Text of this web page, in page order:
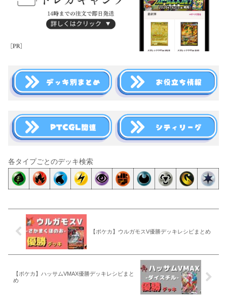
各タイプごとのデッキ検索
【ポケカ】ウルガモスV優勝デッキレシピまとめ
【ポケカ】ハッサムVMAX優勝デッキレシピまと
め